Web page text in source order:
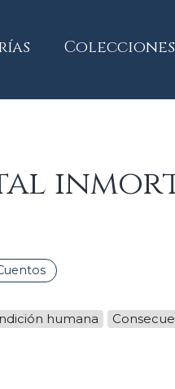
Colecciones
humana